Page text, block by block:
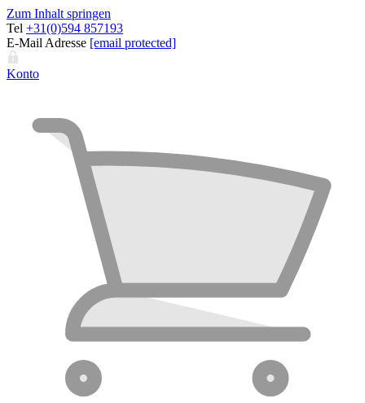
Zum Inhalt springen
Tel +31(0)594 857193
E-Mail Adresse [email protected]
Konto